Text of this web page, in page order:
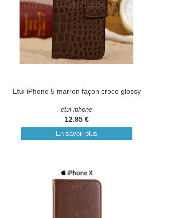
Etui iPhone 5 marron façon croco glossy
etui-iphone
12.95 €
En savoir plus